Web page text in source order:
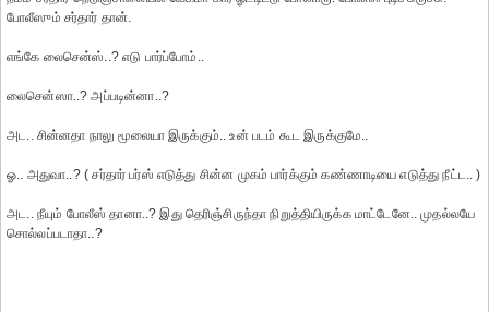
போலீஸும் சர்தார் தான்.
எங்கே லைசென்ஸ்..? எடு பார்ப்போம்..
லைசென்ஸா..? அப்படின்னா..?
அட.. சின்னதா நாலு மூலையா இருக்கும்.. உன் படம் கூட இருக்குமே..
ஓ.. அதுவா..? ( சர்தார் பர்ஸ் எடுத்து சின்ன முகம் பார்க்கும் கண்ணாடியை எடுத்து நீட்ட.. )
அட.. நீயும் போலீஸ் தானா..? இது தெரிஞ்சிருந்தா நிறுத்தியிருக்க மாட்டேனே.. முதல்லயே
சொல்லப்படாதா..?